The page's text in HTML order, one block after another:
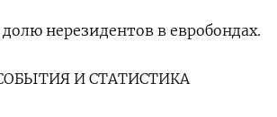
нерезидентов в евробондах.
И СТАТИСТИКА